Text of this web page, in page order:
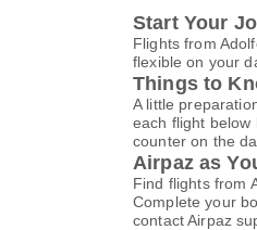
Start Your
Flights from
flexible on your
Things to
A little
each flight
counter on the
Airpaz as
Find flights from
Complete your
contact Airpaz